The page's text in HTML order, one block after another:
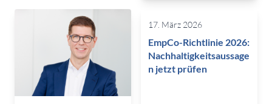
17. März 2026
EmpCo-Richtlinie 2026:
Nachhaltigkeitsaussage
n jetzt prüfen